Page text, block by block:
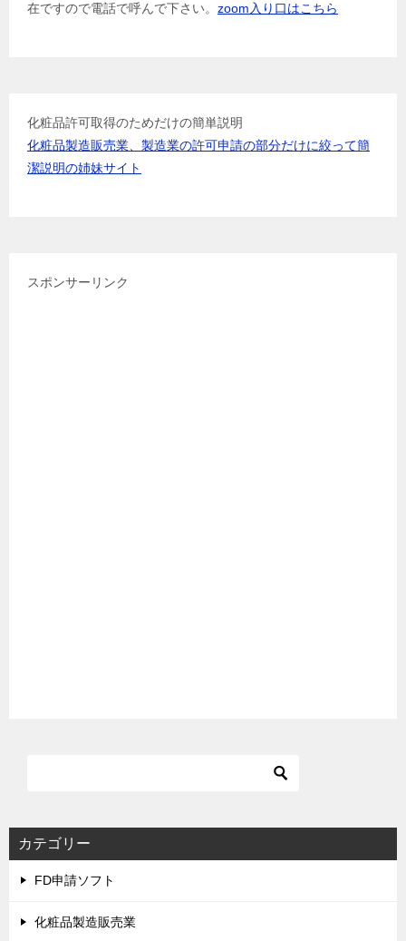
在ですので電話で呼んで下さい。 zoom入り口はこちら
化粧品許可取得のためだけの簡単説明
化粧品製造販売業、製造業の許可申請の部分だけに絞って簡
潔説明の姉妹サイト
スポンサーリンク
カテゴリー
FD申請ソフト
化粧品製造販売業